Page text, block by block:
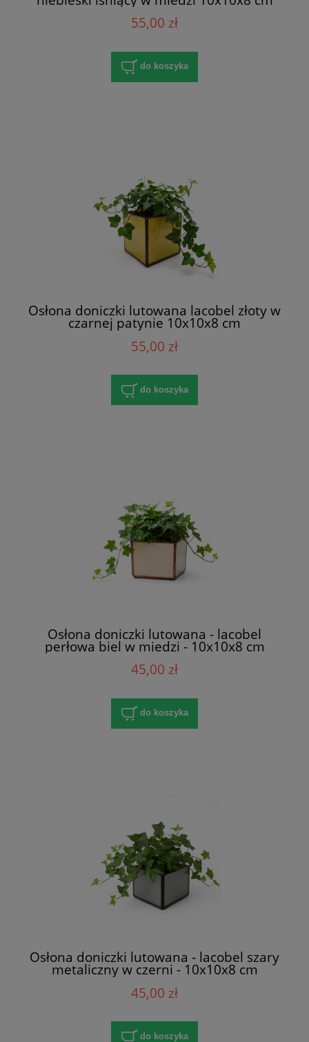
55,00 zł
do koszyka
Osłona doniczki lutowana lacobel złoty w
czarnej patynie 10x10x8 cm
55,00 zł
do koszyka
Osłona doniczki lutowana - lacobel
perłowa biel w miedzi - 10x10x8 cm
45,00 zł
do koszyka
Osłona doniczki lutowana - lacobel szary
metaliczny w czerni - 10x10x8 cm
45,00 zł
do koszyka